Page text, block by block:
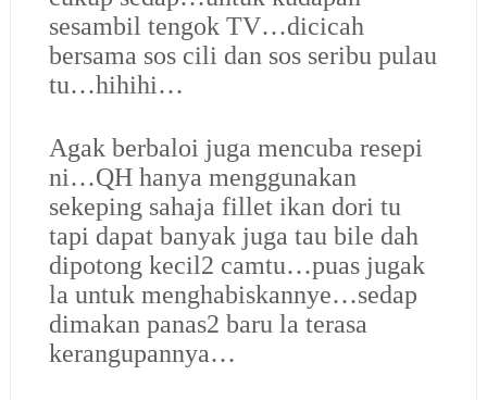
sesambil tengok TV…dicicah
bersama sos cili dan sos seribu pulau
tu…hihihi…
Agak berbaloi juga mencuba resepi
ni…QH hanya menggunakan
sekeping sahaja fillet ikan dori tu
tapi dapat banyak juga tau bile dah
dipotong kecil2 camtu…puas jugak
la untuk menghabiskannye…sedap
dimakan panas2 baru la terasa
kerangupannya…